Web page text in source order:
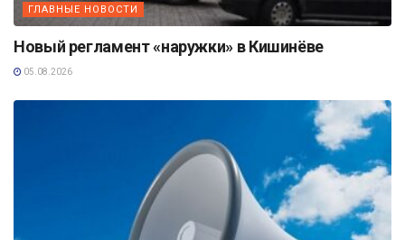
ГЛАВНЫЕ НОВОСТИ
Новый регламент «наружки» в Кишинёве
05.08.2026